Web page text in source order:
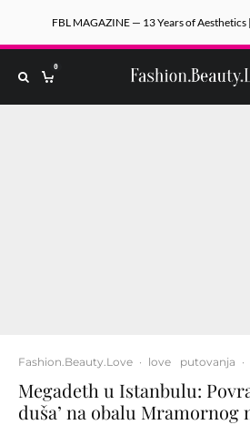
FBL MAGAZINE — 13 Years of
0
Fashion.Beauty.Love · love putovanja ·
Megadeth u Istanbulu:
duša’ na obalu Mramornog